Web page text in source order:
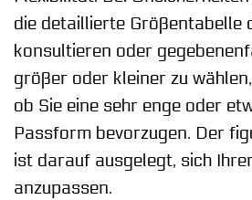
die detaillierte Größentabelle
konsultieren oder
größer oder kleiner zu
ob Sie eine sehr enge oder
Passform bevorzugen. Der
ist darauf ausgelegt, sich
anzupassen.